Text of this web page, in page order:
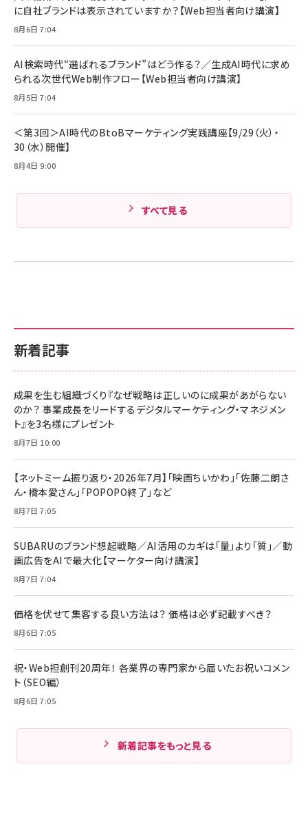
新着記事
成果を生む組織づくり『なぜ戦略は正しいのに成果があがらない
のか？ 事業成長をリードするデジタルマーケティング・マネジメン
ト』を3名様にプレゼント
8月7日 10:00
【ネットミーム振り返り・2026年7月】「映画ちいかわ」「佐藤二朗さ
ん・橋本愛さん」「POPOPO終了」など
8月7日 7:05
SUBARUのブランド想起戦略／AI活用のカギは「量」より「質」／動
画広告をAIで最大化【マーケター向け講演】
8月7日 7:04
価格を伏せて集客する良い方法は？ 価格は必ず記載すべき？
8月6日 7:05
祝・Web担創刊20周年！ 各業界の専門家から届いたお祝いコメン
ト（SEO編）
8月6日 7:05
新着記事をもっと見る
に自社ブランドは表示されていますか？【Web担当者向け講演】
8月6日 7:04
AI検索時代“選ばれるブランド”はどう作る？／生成AI時代に求め
られる次世代Web制作フロー【Web担当者向け講演】
8月5日 7:04
＜第3回＞AI時代のBtoBマーケティング実践講座【9/29（火）・
30（水）開催】
8月4日 9:00
すべて見る